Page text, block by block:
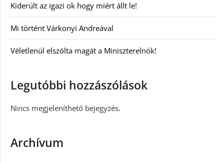
Kiderült az igazi ok hogy miért állt le!
Mi történt Várkonyi Andreával
Véletlenül elszólta magát a Miniszterelnök!
Legutóbbi hozzászólások
Nincs megjeleníthető bejegyzés.
Archívum